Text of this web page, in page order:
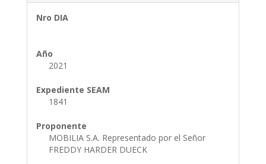
Nro DIA
Año
2021
Expediente SEAM
1841
Proponente
MOBILIA S.A. Representado por el Señor
FREDDY HARDER DUECK